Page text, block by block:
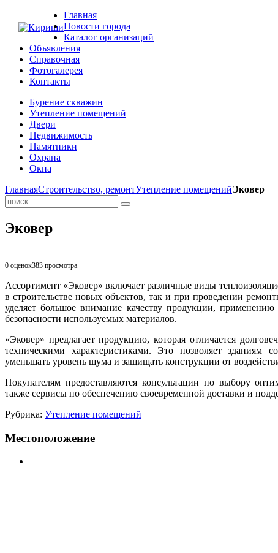
Главная
Новости города
Каталог организаций
Объявления
Справочная
Фотогалерея
Контакты
Бурение скважин
Утепление помещений
Двери
Недвижимость
Памятники
Охрана
Окна
ГлавнаяСтроительство, ремонтУтепление помещенийЭковер
Эковер
0 оценок383 просмотра
Ассортимент «Эковер» включает различные виды
в строительстве новых объектов, так и при проведении
уделяет большое внимание качеству продукции,
безопасности используемых материалов.
«Эковер» предлагает продукцию, которая отличается
техническими характеристиками. Это позволяет зданиям
уменьшать уровень шума и защищать конструкции от
Покупателям предоставляются консультации по выбору
также сервисы по обеспечению своевременной доставки и
Рубрика: Утепление помещений
Местоположение